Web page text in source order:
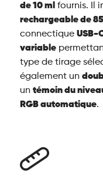
de 10 ml fournis. Il
rechargeable de
connectique USB-
variable
type de tirage
également un
un témoin du
RGB automatique.